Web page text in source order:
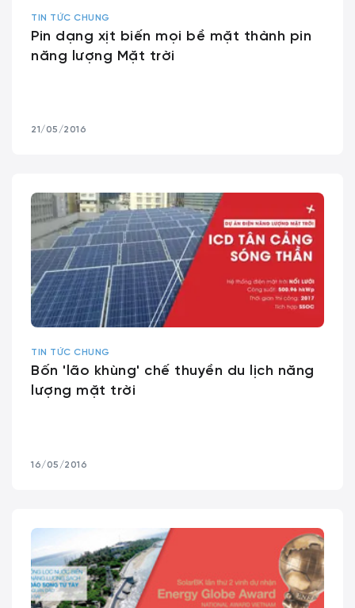
TIN TỨC CHUNG
Pin dạng xịt biến mọi bề mặt thành pin
năng lượng Mặt trời
21/05/2016
TIN TỨC CHUNG
Bốn 'lão khùng' chế thuyền du lịch năng
lượng mặt trời
16/05/2016